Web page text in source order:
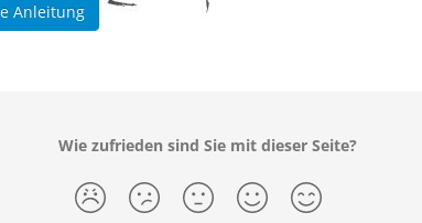
Anleitung
Wie zufrieden sind Sie mit dieser Seite?